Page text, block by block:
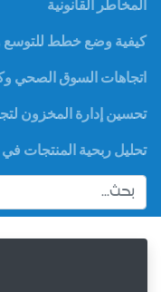
المخاطر القانونية
كيفية وضع خطط للتوسع
اتجاهات السوق الصحي
تحسين إدارة المخزون
تحليل ربحية المنتجات في